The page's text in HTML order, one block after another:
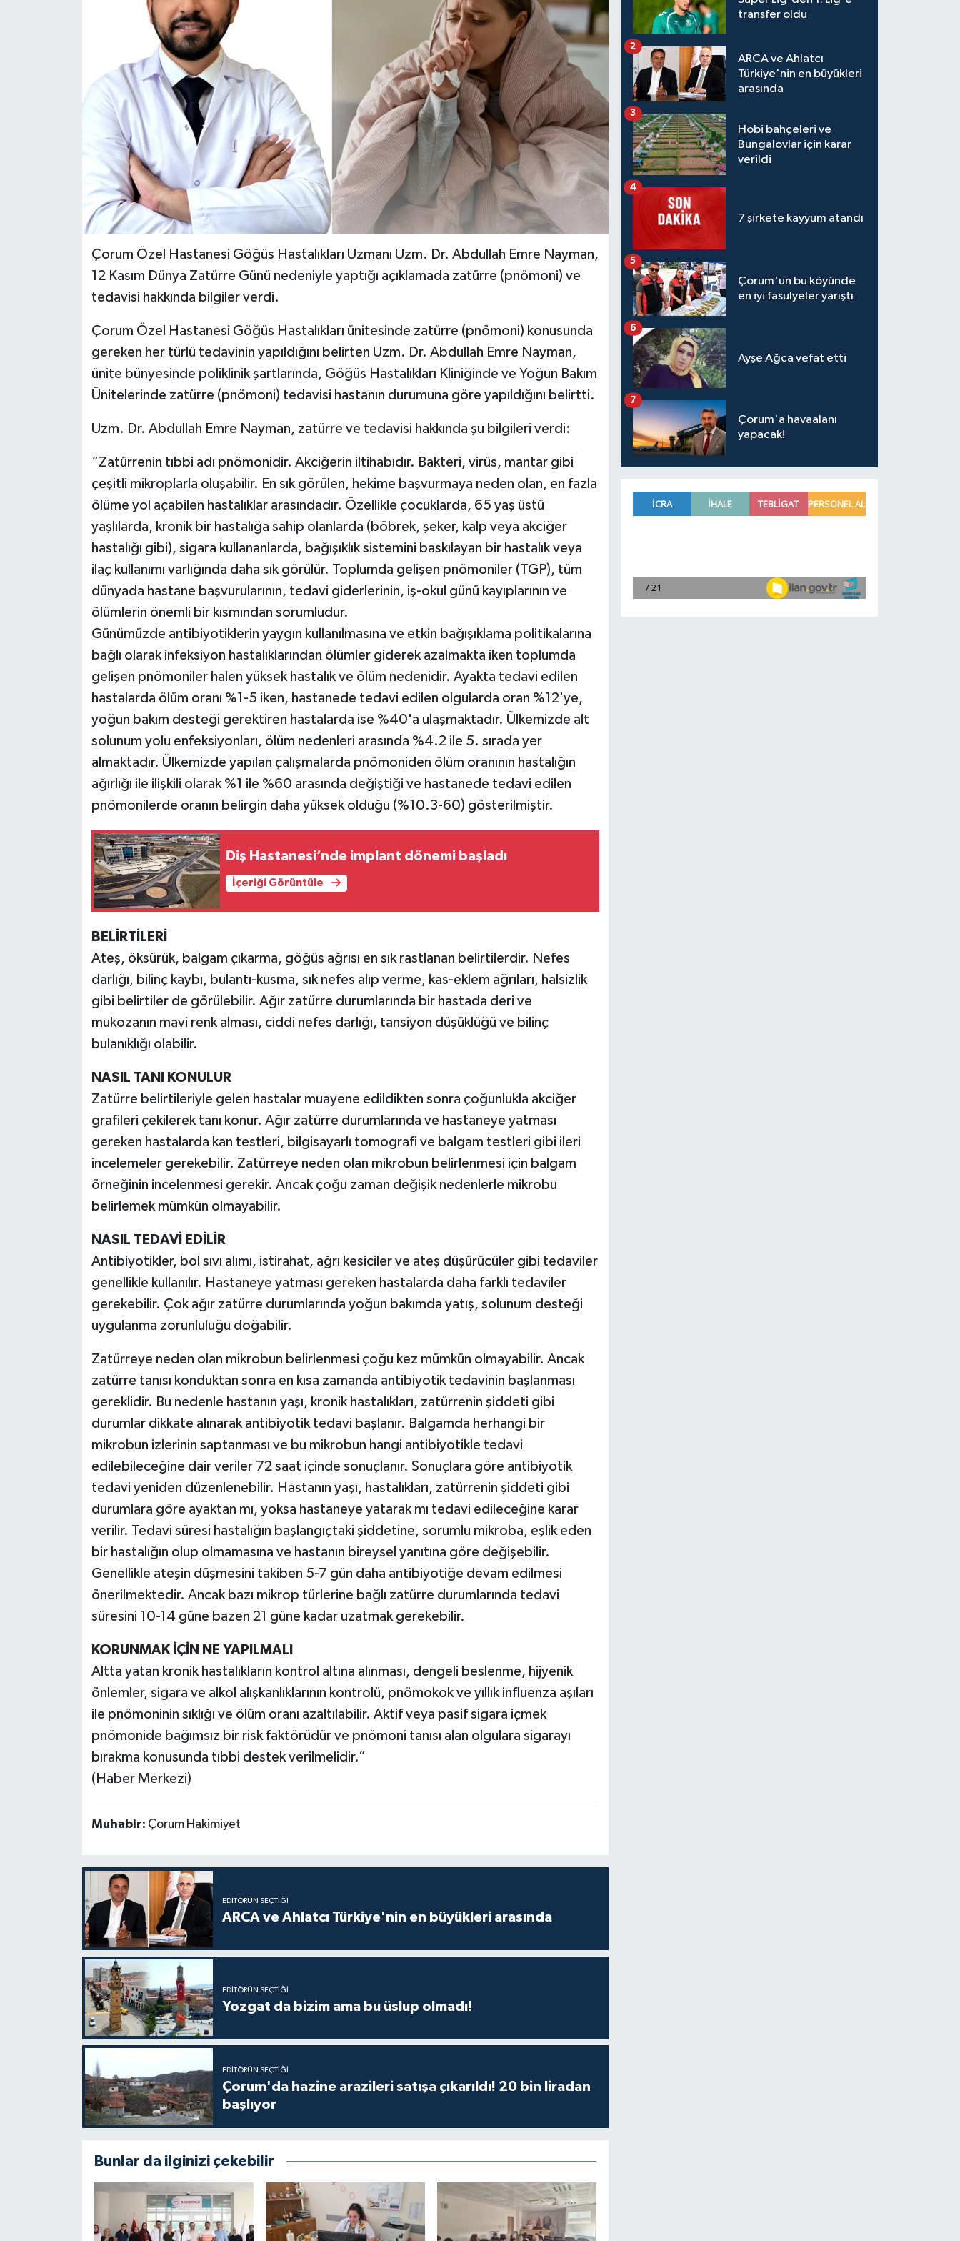
Çorum Özel Hastanesi Göğüs Hastalıkları Uzmanı Uzm. Dr. Abdullah Emre Nayman,
12 Kasım Dünya Zatürre Günü nedeniyle yaptığı açıklamada zatürre (pnömoni) ve
tedavisi hakkında bilgiler verdi.
Çorum Özel Hastanesi Göğüs Hastalıkları ünitesinde zatürre (pnömoni) konusunda
gereken her türlü tedavinin yapıldığını belirten Uzm. Dr. Abdullah Emre Nayman,
ünite bünyesinde poliklinik şartlarında, Göğüs Hastalıkları Kliniğinde ve Yoğun Bakım
Ünitelerinde zatürre (pnömoni) tedavisi hastanın durumuna göre yapıldığını belirtti.
Uzm. Dr. Abdullah Emre Nayman, zatürre ve tedavisi hakkında şu bilgileri verdi:
“Zatürrenin tıbbi adı pnömonidir. Akciğerin iltihabıdır. Bakteri, virüs, mantar gibi
çeşitli mikroplarla oluşabilir. En sık görülen, hekime başvurmaya neden olan, en fazla
ölüme yol açabilen hastalıklar arasındadır. Özellikle çocuklarda, 65 yaş üstü
yaşlılarda, kronik bir hastalığa sahip olanlarda (böbrek, şeker, kalp veya akciğer
hastalığı gibi), sigara kullananlarda, bağışıklık sistemini baskılayan bir hastalık veya
ilaç kullanımı varlığında daha sık görülür. Toplumda gelişen pnömoniler (TGP), tüm
dünyada hastane başvurularının, tedavi giderlerinin, iş-okul günü kayıplarının ve
ölümlerin önemli bir kısmından sorumludur.
Günümüzde antibiyotiklerin yaygın kullanılmasına ve etkin bağışıklama politikalarına
bağlı olarak infeksiyon hastalıklarından ölümler giderek azalmakta iken toplumda
gelişen pnömoniler halen yüksek hastalık ve ölüm nedenidir. Ayakta tedavi edilen
hastalarda ölüm oranı %1-5 iken, hastanede tedavi edilen olgularda oran %12'ye,
yoğun bakım desteği gerektiren hastalarda ise %40'a ulaşmaktadır. Ülkemizde alt
solunum yolu enfeksiyonları, ölüm nedenleri arasında %4.2 ile 5. sırada yer
almaktadır. Ülkemizde yapılan çalışmalarda pnömoniden ölüm oranının hastalığın
ağırlığı ile ilişkili olarak %1 ile %60 arasında değiştiği ve hastanede tedavi edilen
pnömonilerde oranın belirgin daha yüksek olduğu (%10.3-60) gösterilmiştir.
Diş Hastanesi’nde implant dönemi başladı
İçeriği Görüntüle
BELİRTİLERİ
Ateş, öksürük, balgam çıkarma, göğüs ağrısı en sık rastlanan belirtilerdir. Nefes
darlığı, bilinç kaybı, bulantı-kusma, sık nefes alıp verme, kas-eklem ağrıları, halsizlik
gibi belirtiler de görülebilir. Ağır zatürre durumlarında bir hastada deri ve
mukozanın mavi renk alması, ciddi nefes darlığı, tansiyon düşüklüğü ve bilinç
bulanıklığı olabilir.
NASIL TANI KONULUR
Zatürre belirtileriyle gelen hastalar muayene edildikten sonra çoğunlukla akciğer
grafileri çekilerek tanı konur. Ağır zatürre durumlarında ve hastaneye yatması
gereken hastalarda kan testleri, bilgisayarlı tomografi ve balgam testleri gibi ileri
incelemeler gerekebilir. Zatürreye neden olan mikrobun belirlenmesi için balgam
örneğinin incelenmesi gerekir. Ancak çoğu zaman değişik nedenlerle mikrobu
belirlemek mümkün olmayabilir.
NASIL TEDAVİ EDİLİR
Antibiyotikler, bol sıvı alımı, istirahat, ağrı kesiciler ve ateş düşürücüler gibi tedaviler
genellikle kullanılır. Hastaneye yatması gereken hastalarda daha farklı tedaviler
gerekebilir. Çok ağır zatürre durumlarında yoğun bakımda yatış, solunum desteği
uygulanma zorunluluğu doğabilir.
Zatürreye neden olan mikrobun belirlenmesi çoğu kez mümkün olmayabilir. Ancak
zatürre tanısı konduktan sonra en kısa zamanda antibiyotik tedavinin başlanması
gereklidir. Bu nedenle hastanın yaşı, kronik hastalıkları, zatürrenin şiddeti gibi
durumlar dikkate alınarak antibiyotik tedavi başlanır. Balgamda herhangi bir
mikrobun izlerinin saptanması ve bu mikrobun hangi antibiyotikle tedavi
edilebileceğine dair veriler 72 saat içinde sonuçlanır. Sonuçlara göre antibiyotik
tedavi yeniden düzenlenebilir. Hastanın yaşı, hastalıkları, zatürrenin şiddeti gibi
durumlara göre ayaktan mı, yoksa hastaneye yatarak mı tedavi edileceğine karar
verilir. Tedavi süresi hastalığın başlangıçtaki şiddetine, sorumlu mikroba, eşlik eden
bir hastalığın olup olmamasına ve hastanın bireysel yanıtına göre değişebilir.
Genellikle ateşin düşmesini takiben 5-7 gün daha antibiyotiğe devam edilmesi
önerilmektedir. Ancak bazı mikrop türlerine bağlı zatürre durumlarında tedavi
süresini 10-14 güne bazen 21 güne kadar uzatmak gerekebilir.
KORUNMAK İÇİN NE YAPILMALI
Altta yatan kronik hastalıkların kontrol altına alınması, dengeli beslenme, hijyenik
önlemler, sigara ve alkol alışkanlıklarının kontrolü, pnömokok ve yıllık influenza aşıları
ile pnömoninin sıklığı ve ölüm oranı azaltılabilir. Aktif veya pasif sigara içmek
pnömonide bağımsız bir risk faktörüdür ve pnömoni tanısı alan olgulara sigarayı
bırakma konusunda tıbbi destek verilmelidir.”
(Haber Merkezi)
Muhabir: Çorum Hakimiyet
EDITÖRÜN SEÇTIĞI
ARCA ve Ahlatcı Türkiye'nin en büyükleri arasında
EDITÖRÜN SEÇTIĞI
Yozgat da bizim ama bu üslup olmadı!
EDITÖRÜN SEÇTIĞI
Çorum'da hazine arazileri satışa çıkarıldı! 20 bin liradan
başlıyor
Bunlar da ilginizi çekebilir
transfer oldu
ARCA ve Ahlatcı
Türkiye'nin en büyükleri
arasında
2
Hobi bahçeleri ve
Bungalovlar için karar
verildi
3
7 şirkete kayyum atandı
4
Çorum'un bu köyünde
en iyi fasulyeler yarıştı
5
Ayşe Ağca vefat etti
6
Çorum'a havaalanı
yapacak!
7
TEKNOLOJİ